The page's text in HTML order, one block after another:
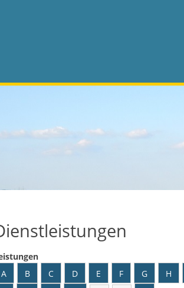
A
B C D E F G H